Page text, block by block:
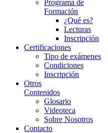
Programa de
Formación
¿Qué es?
Lecturas
Inscripción
Certificaciones
Tipo de exámenes
Condiciones
Inscripción
Otros
Contenidos
Glosario
Videoteca
Sobre Nosotros
Contacto